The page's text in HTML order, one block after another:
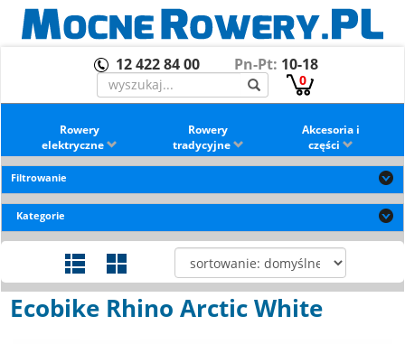
12 422 84 00 Pn-Pt: 10-18
0
Rowery
elektryczne
Rowery
tradycyjne
Akcesoria i
części
Filtrowanie
Kategorie
Ecobike Rhino Arctic White